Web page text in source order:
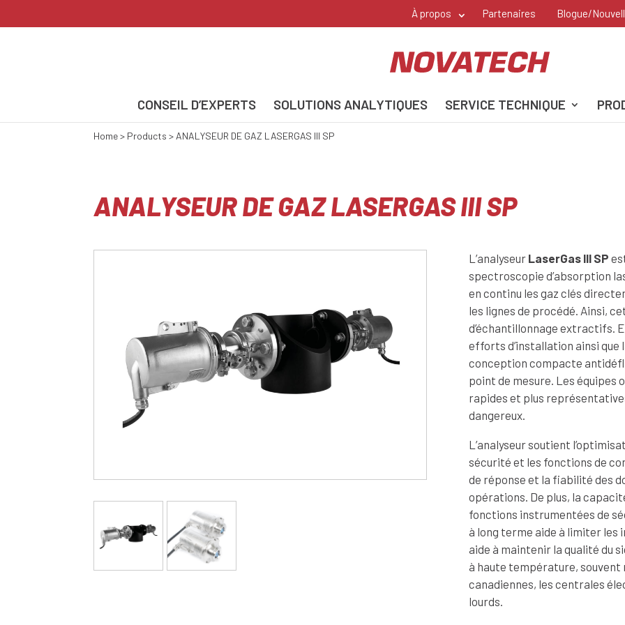
À propos Partenaires Blogue/
CONSEIL D’EXPERTS SOLUTIONS ANALYTIQUES SERVICE TECHNIQUE
Home> Products > ANALYSEUR DE GAZ LASERGAS III SP
ANALYSEUR DE GAZ LASERGAS III SP
L’analyseur LaserGas III SP
spectroscopie d’absorption
en continu les gaz clés
les lignes de procédé. Ainsi,
d’échantillonnage extractifs.
efforts d’installation ainsi que
conception compacte
point de mesure. Les équipes
rapides et plus
dangereux.
L’analyseur soutient
sécurité et les fonctions de
de réponse et la fiabilité des
opérations. De plus, la
fonctions instrumentées de
à long terme aide à limiter les
aide à maintenir la qualité du
à haute température,
canadiennes, les centrales
lourds.